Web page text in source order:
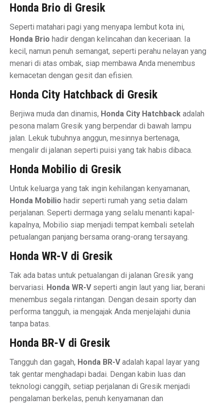
Honda Brio di Gresik
Seperti matahari pagi yang menyapa lembut kota ini,
Honda Brio hadir dengan kelincahan dan keceriaan. Ia
kecil, namun penuh semangat, seperti perahu nelayan yang
menari di atas ombak, siap membawa Anda menembus
kemacetan dengan gesit dan efisien.
Honda City Hatchback di Gresik
Berjiwa muda dan dinamis, Honda City Hatchback adalah
pesona malam Gresik yang berpendar di bawah lampu
jalan. Lekuk tubuhnya anggun, mesinnya bertenaga,
mengalir di jalanan seperti puisi yang tak habis dibaca.
Honda Mobilio di Gresik
Untuk keluarga yang tak ingin kehilangan kenyamanan,
Honda Mobilio hadir seperti rumah yang setia dalam
perjalanan. Seperti dermaga yang selalu menanti kapal-
kapalnya, Mobilio siap menjadi tempat kembali setelah
petualangan panjang bersama orang-orang tersayang.
Honda WR-V di Gresik
Tak ada batas untuk petualangan di jalanan Gresik yang
bervariasi. Honda WR-Vseperti angin laut yang liar, berani
menembus segala rintangan. Dengan desain sporty dan
performa tangguh, ia mengajak Anda menjelajahi dunia
tanpa batas.
Honda BR-V di Gresik
Tangguh dan gagah, Honda BR-Vadalah kapal layar yang
tak gentar menghadapi badai. Dengan kabin luas dan
teknologi canggih, setiap perjalanan di Gresik menjadi
pengalaman berkelas, penuh kenyamanan dan